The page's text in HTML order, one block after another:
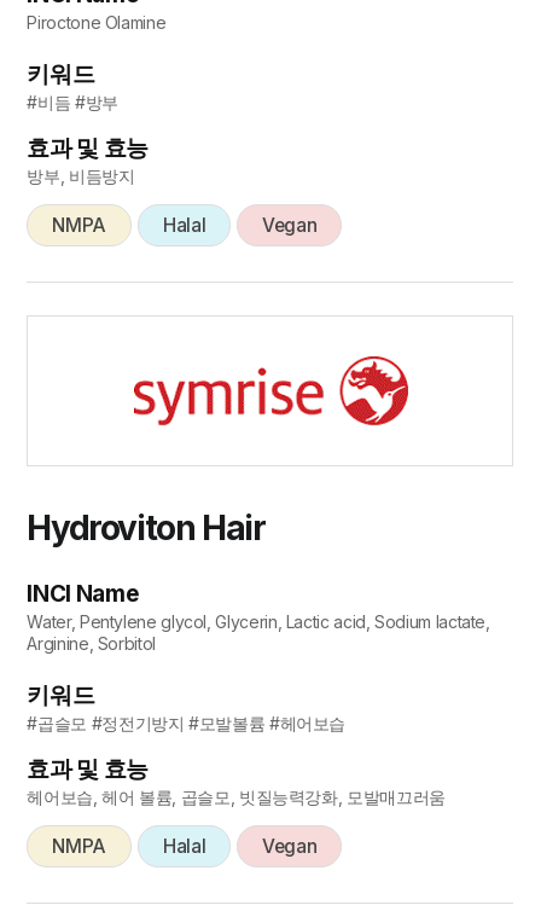
Piroctone Olamine
키워드
#비듬 #방부
효과 및 효능
방부, 비듬방지
NMPA Halal Vegan
Hydroviton Hair
INCI Name
Water, Pentylene glycol, Glycerin, Lactic acid, Sodium lactate,
Arginine, Sorbitol
키워드
#곱슬모 #정전기방지 #모발볼륨 #헤어보습
효과 및 효능
헤어보습, 헤어 볼륨, 곱슬모, 빗질능력강화, 모발매끄러움
NMPA Halal Vegan